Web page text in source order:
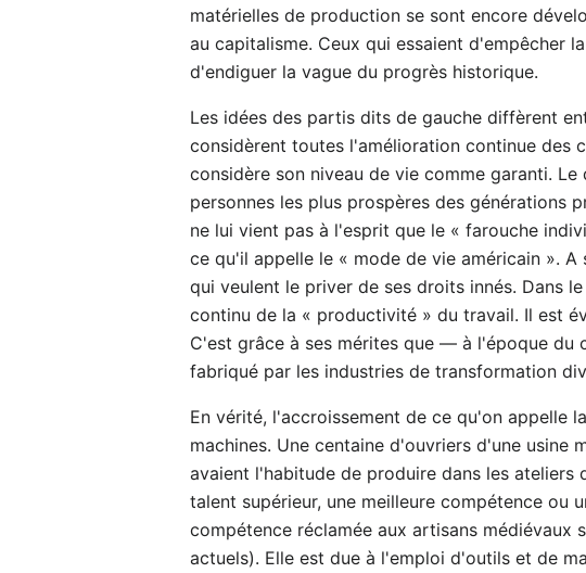
matérielles de production se sont encore
au capitalisme. Ceux qui essaient d'empêcher
d'endiguer la vague du progrès historique.
Les idées des partis dits de gauche diffèrent
considèrent toutes l'amélioration continue des
considère son niveau de vie comme garanti.
personnes les plus prospères des générations
ne lui vient pas à l'esprit que le « farouche
ce qu'il appelle le « mode de vie américain ».
qui veulent le priver de ses droits innés. Dans
continu de la « productivité » du travail. Il est
C'est grâce à ses mérites que — à l'époque
fabriqué par les industries de transformation
En vérité, l'accroissement de ce qu'on appelle
machines. Une centaine d'ouvriers d'une
avaient l'habitude de produire dans les
talent supérieur, une meilleure compétence
compétence réclamée aux artisans médiévaux
actuels). Elle est due à l'emploi d'outils et de